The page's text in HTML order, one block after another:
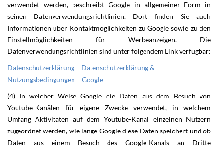
verwendet werden, beschreibt Google in allgemeiner Form in
seinen Datenverwendungsrichtlinien. Dort finden Sie auch
Informationen über Kontaktmöglichkeiten zu Google sowie zu den
Einstellmöglichkeiten für Werbeanzeigen. Die
Datenverwendungsrichtlinien sind unter folgendem Link verfügbar:
Datenschutzerklärung – Datenschutzerklärung &
Nutzungsbedingungen – Google
(4) In welcher Weise Google die Daten aus dem Besuch von
Youtube-Kanälen für eigene Zwecke verwendet, in welchem
Umfang Aktivitäten auf dem Youtube-Kanal einzelnen Nutzern
zugeordnet werden, wie lange Google diese Daten speichert und ob
Daten aus einem Besuch des Google-Kanals an Dritte